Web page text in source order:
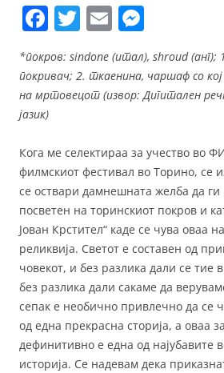
F
c
e
b
o
o
k
T
w
itt
er
E
m
ai
l
e
ss
e
g
er
*покров: sindone (итал), shroud (анг);
покривач; 2. ткаенина, чаршаф со
на мртовецот (извор: Дигитален
јазик)
Кога ме селектираа за учество во
филмскиот фестивал во Торино, се
се оствари дамнешната желба да ги
посветен на торинскиот покров и
Јован Крстител“ каде се чува оваа
реликвија. Светот е составен од
човекот, и без разлика дали се тие
без разлика дали сакаме да
сепак е необично привлечно да се
од една прекрасна сторија, а оваа
дефинитивно е една од најубавите
историја. Се надевам дека